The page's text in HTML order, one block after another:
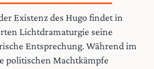
Existenz des Hugo findet in
Lichtdramaturgie seine
Entsprechung. Während im
politischen Machtkämpfe